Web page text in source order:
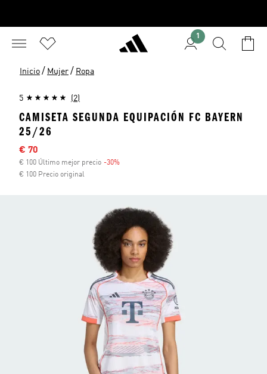
1
Inicio / Mujer / Ropa
5 (2)
CAMISETA SEGUNDA EQUIPACIÓN FC BAYERN
25/26
Precio rebajado
€ 70
€ 100 Último mejor precio -30%
€ 100 Precio original